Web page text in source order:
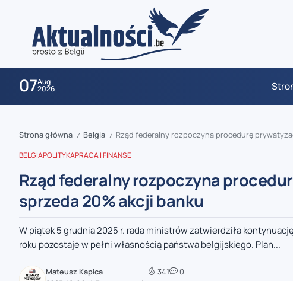
07Aug
2026
zaobserwuj nas
Strona główna / Belgia / Rząd federalny rozpoczyna procedurę
BELGIAPOLITYKAPRACA I FINANSE
Rząd federalny rozpoczyna
sprzeda 20% akcji banku
W piątek 5 grudnia 2025 r. rada ministrów zatwierdziła
roku pozostaje w pełni własnością państwa belgijskiego. Plan...
Mateusz Kapica
341 0